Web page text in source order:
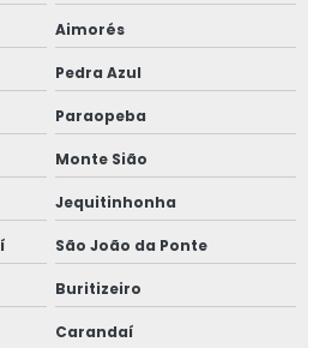
de fabricação
em laboratórios
GMP+2020
de alergênicos
de pragas
de equipes de melhoria
Aimorés
Pedra Azul
Paraopeba
Monte Sião
Jequitinhonha
São João da Ponte
Buritizeiro
Carandaí